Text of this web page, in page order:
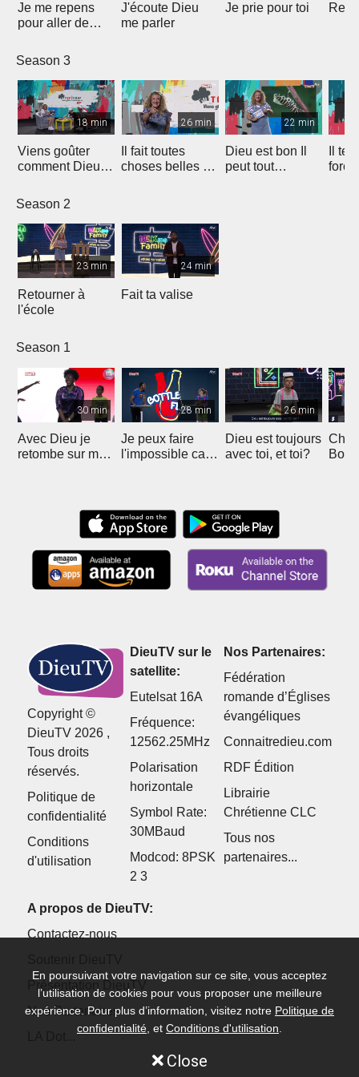
Je me repens
pour aller de
J'écoute Dieu
me parler
Je prie pour toi
Season 3
18 min
Viens goûter
comment Dieu
toujours ses
promesses
26 min
Il fait toutes
choses belles en
22 min
Dieu est bon Il
peut tout
Il te
Season 2
23 min
Retourner à
l'école
24 min
Fait ta valise
Season 1
30 min
Avec Dieu je
retombe sur mes
28 min
Je peux faire
l'impossible car
26 min
Dieu est toujours
avec toi, et toi?
Copyright ©
DieuTV 2026 ,
Tous droits
réservés.
Politique de
confidentialité
Conditions
d'utilisation
DieuTV sur le
satellite:
Eutelsat 16A
Fréquence:
12562.25MHz
Polarisation
horizontale
Symbol Rate:
30MBaud
Modcod: 8PSK
2 3
Nos Partenaires:
Fédération
romande d’Églises
évangéliques
Connaitredieu.com
RDF Édition
Librairie
Chrétienne CLC
Tous nos
partenaires...
A propos de DieuTV:
Contactez-nous
Présentation DieuTV
Nos Partenaires
En poursuivant votre navigation sur ce site, vous acceptez
l’utilisation de cookies pour vous proposer une meilleure
expérience. Pour plus d’information, visitez notre Politique de
confidentialité , et Conditions d'utilisation